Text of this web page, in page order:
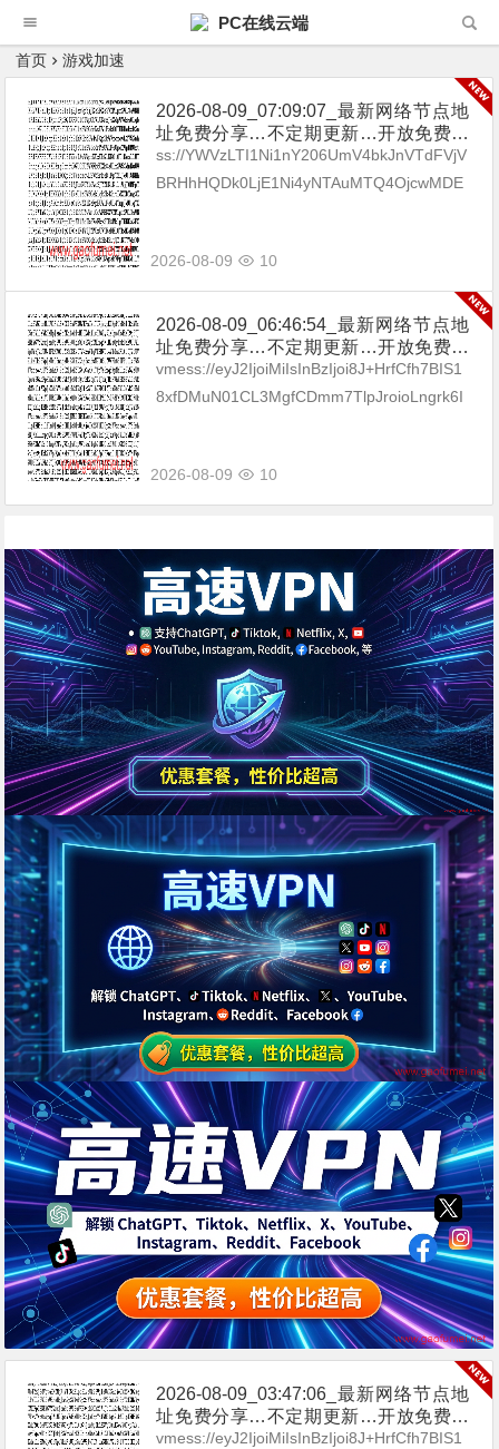
PC在线云端
首页 游戏加速
2026-08-09_07:09:07_最新网络节点地
址免费分享…不定期更新…开放免费分
享（网络免费节点香港|日本|韩国|新加
坡|台湾|马来西亚|…
ss://YWVzLTI1Ni1nY206UmV4bkJnVTdFVjV
BRHhHQDk0LjE1Ni4yNTAuMTQ4OjcwMDE
2026-08-09 10
2026-08-09_06:46:54_最新网络节点地
址免费分享…不定期更新…开放免费分
享（网络免费节点香港|日本|韩国|新加
坡|台湾|马来西亚|…
vmess://eyJ2IjoiMiIsInBzIjoi8J+HrfCfh7BIS1
8xfDMuN01CL3MgfCDmm7TlpJroioLngrk6I
2026-08-09 10
2026-08-09_03:47:06_最新网络节点地
址免费分享…不定期更新…开放免费分
享（网络免费节点香港|日本|韩国|新加
vmess://eyJ2IjoiMiIsInBzIjoi8J+HrfCfh7BIS1